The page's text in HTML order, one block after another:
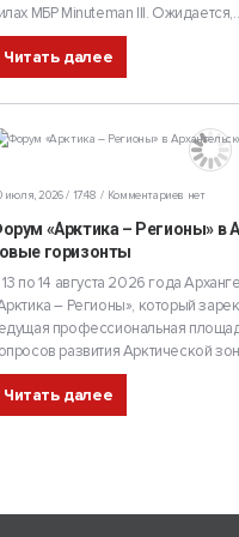
МБР Minuteman III.
Читать далее
июля, 2026 / 17:48 Комментариев нет
«Арктика – Регионы» в
горизонты
по 14 августа 2026 года
– Регионы», который
профессиональная
развития Арктической
Читать далее